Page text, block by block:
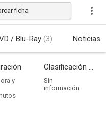
ficha
/ Blu-Ray (3) Noticias
y
Clasificación por edades
Sin
información